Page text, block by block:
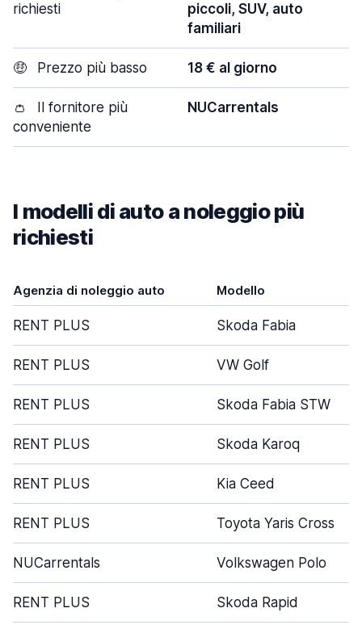
richiesti
piccoli, SUV, auto
familiari
🤑 Prezzo più basso 18 € al giorno
👛
Il fornitore più
conveniente
NUCarrentals
I modelli di auto a noleggio più
richiesti
Agenzia di noleggio auto Modello
RENT PLUS Skoda Fabia
RENT PLUS VW Golf
RENT PLUS Skoda Fabia STW
RENT PLUS Skoda Karoq
RENT PLUS Kia Ceed
RENT PLUS Toyota Yaris Cross
NUCarrentals Volkswagen Polo
RENT PLUS Skoda Rapid